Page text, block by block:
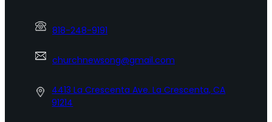
818-248-9191
churchnewsong@gmail.com
4413 La Crescenta Ave. La Crescenta, CA
91214